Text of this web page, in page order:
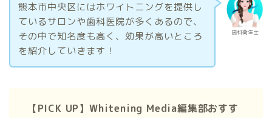
歯科衛生士
熊本市中央区にはホワイトニングを提供し
ているサロンや歯科医院が多くあるので、
その中で知名度も高く、効果が高いところ
を紹介していきます！
【PICK UP】Whitening Media編集部おすす